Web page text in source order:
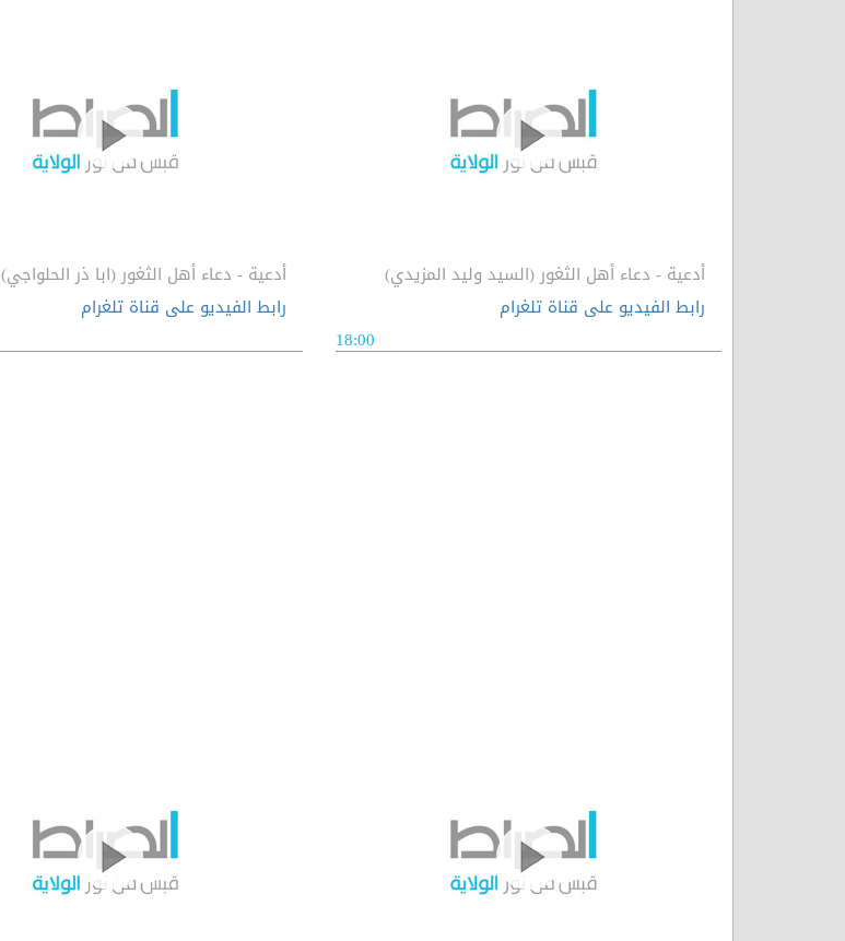
أدعية - دعاء أهل الثغور (السيد وليد المزيدي)
رابط الفيديو على قناة تلغرام
18:00
أدعية - دعاء أهل الثغور (ابا ذر الحلواجي)
رابط الفيديو على قناة تلغرام